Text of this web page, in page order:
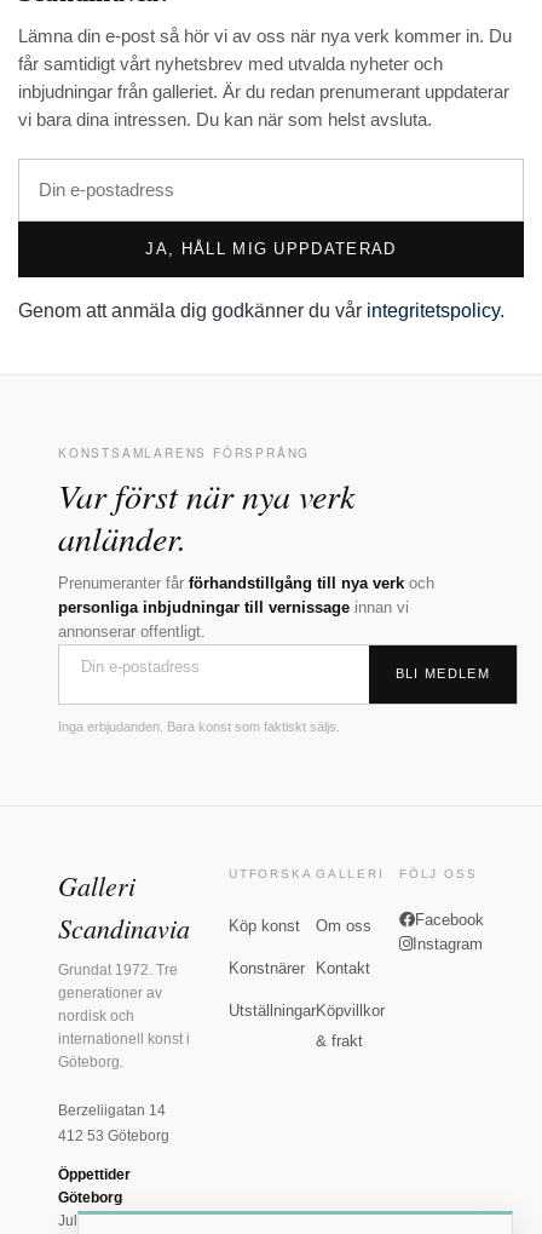
Lämna din e-post så hör vi av oss när nya verk kommer in. Du
får samtidigt vårt nyhetsbrev med utvalda nyheter och
inbjudningar från galleriet. Är du redan prenumerant uppdaterar
vi bara dina intressen. Du kan när som helst avsluta.
JA, HÅLL MIG UPPDATERAD
Genom att anmäla dig godkänner du vår integritetspolicy.
KONSTSAMLARENS FÖRSPRÅNG
Var först när nya verk
anländer.
Prenumeranter får förhandstillgång till nya verk och
personliga inbjudningar till vernissage innan vi
annonserar offentligt.
BLI MEDLEM
Inga erbjudanden. Bara konst som faktiskt säljs.
Galleri
Scandinavia
Grundat 1972. Tre
generationer av
nordisk och
internationell konst i
Göteborg.
Berzeliigatan 14
412 53 Göteborg
Öppettider
Göteborg
Juli: Tis 11-18 · Lör
UTFORSKA
Köp konst
Konstnärer
Utställningar
GALLERI
Om oss
Kontakt
Köpvillkor
& frakt
FÖLJ OSS
Facebook
Instagram